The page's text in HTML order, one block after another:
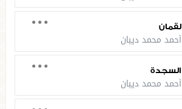
لقمان
أحمد محمد ديبان
السجدة
أحمد محمد ديبان